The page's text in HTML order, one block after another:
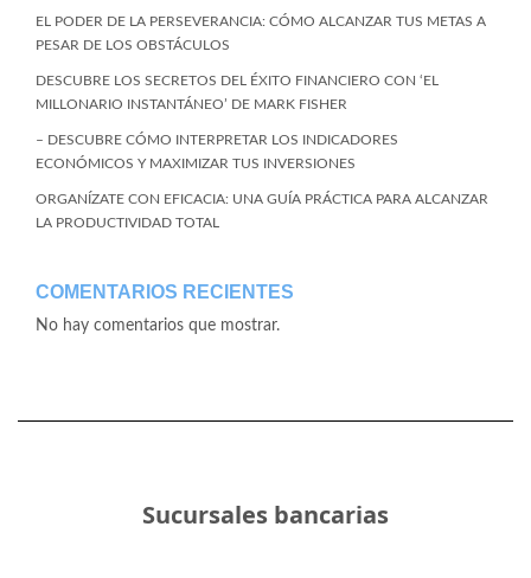
EL PODER DE LA PERSEVERANCIA: CÓMO ALCANZAR TUS METAS A
PESAR DE LOS OBSTÁCULOS
DESCUBRE LOS SECRETOS DEL ÉXITO FINANCIERO CON ‘EL
MILLONARIO INSTANTÁNEO’ DE MARK FISHER
– DESCUBRE CÓMO INTERPRETAR LOS INDICADORES
ECONÓMICOS Y MAXIMIZAR TUS INVERSIONES
ORGANÍZATE CON EFICACIA: UNA GUÍA PRÁCTICA PARA ALCANZAR
LA PRODUCTIVIDAD TOTAL
COMENTARIOS RECIENTES
No hay comentarios que mostrar.
Sucursales bancarias